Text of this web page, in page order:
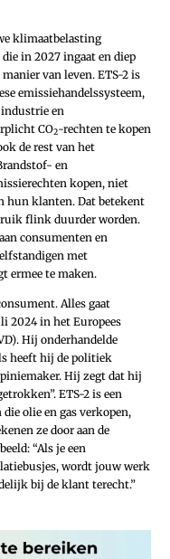
klimaatbelasting
in 2027 ingaat en diep
van leven. ETS-2 is
emissiehandelssysteem,
industrie en
CO2-rechten te kopen
de rest van het
en
kopen, niet
hun klanten. Dat betekent
flink duurder worden.
consumenten en
met
ermee te maken.
Alles gaat
2024 in het Europees
Hij onderhandelde
heeft hij de politiek
Hij zegt dat hij
ETS-2 is een
olie en gas verkopen,
ze door aan de
“Als je een
wordt jouw werk
bij de klant terecht.”